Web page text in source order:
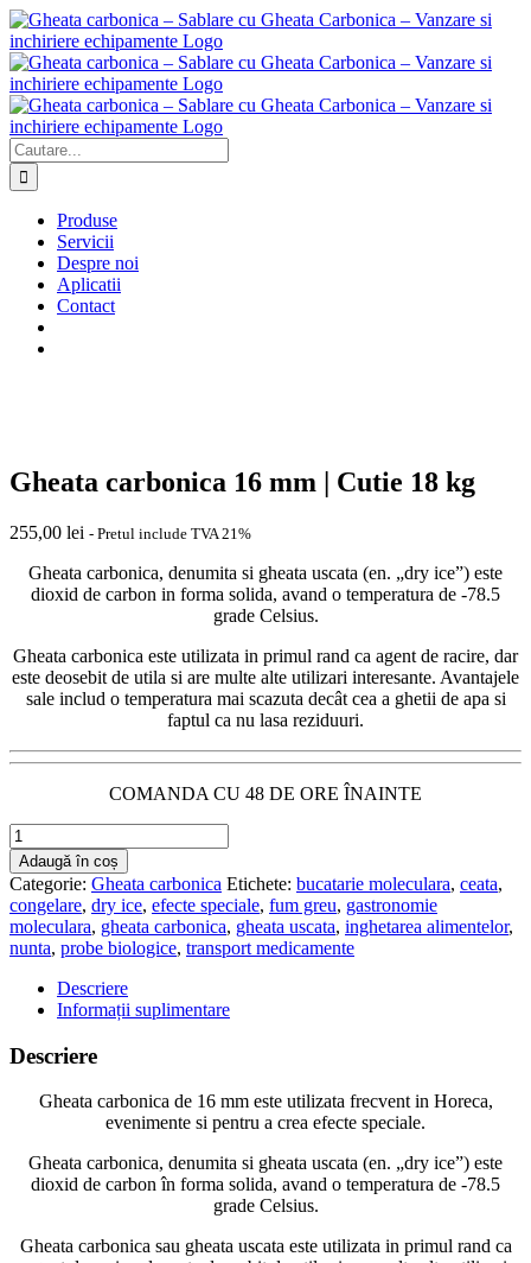
Skip
to
content
Cautare...
Produse
Servicii
Despre noi
Aplicatii
Contact
Gheata carbonica 16 mm | Cutie 18 kg
255,00 lei - Pretul include TVA 21%
Gheata carbonica, denumita si gheata uscata (en. „dry ice”) este
dioxid de carbon in forma solida, avand o temperatura de -78.5
grade Celsius.
Gheata carbonica este utilizata in primul rand ca agent de racire, dar
este deosebit de utila si are multe alte utilizari interesante. Avantajele
sale includ o temperatura mai scazuta decât cea a ghetii de apa si
faptul ca nu lasa reziduuri.
COMANDA CU 48 DE ORE ÎNAINTE
Cantitate
Gheata
carbonica
16
mm
|
Cutie
Adaugă în coș
Categorie: Gheata carbonica Etichete: bucatarie moleculara, ceata,
congelare, dry ice, efecte speciale, fum greu, gastronomie
moleculara, gheata carbonica, gheata uscata, inghetarea alimentelor,
nunta, probe biologice, transport medicamente
Descriere
Informații suplimentare
Descriere
Gheata carbonica de 16 mm este utilizata frecvent in Horeca,
evenimente si pentru a crea efecte speciale.
Gheata carbonica, denumita si gheata uscata (en. „dry ice”) este
dioxid de carbon în forma solida, avand o temperatura de -78.5
grade Celsius.
Gheata carbonica sau gheata uscata este utilizata in primul rand ca